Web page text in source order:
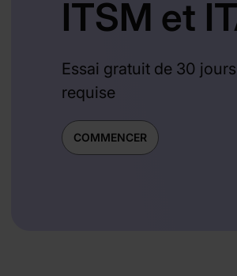
ITSM et
Essai gratuit de 30
requise
COMMENCER